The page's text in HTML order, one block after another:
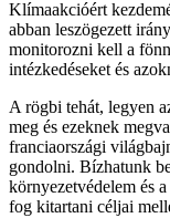
Klímaakcióért
abban leszögezett
monitorozni kell a
intézkedéseket és
A rögbi tehát, legyen
meg és ezeknek
franciaországi
gondolni. Bízhatunk
környezetvédelem és
fog kitartani céljai